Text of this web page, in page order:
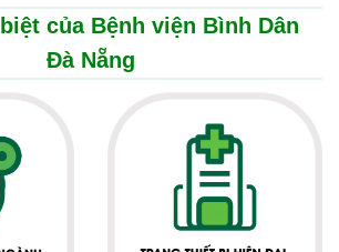
của Bệnh viện Bình Dân
Đà Nẵng